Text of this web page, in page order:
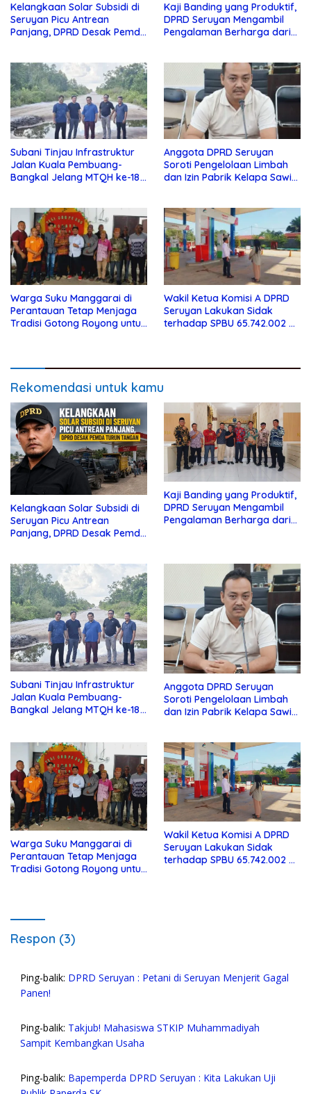
Kelangkaan Solar Subsidi di
Seruyan Picu Antrean
Panjang, DPRD Desak Pemda
Kaji Banding yang Produktif,
DPRD Seruyan Mengambil
Pengalaman Berharga dari
Subani Tinjau Infrastruktur
Jalan Kuala Pembuang-
Bangkal Jelang MTQH ke-18
Anggota DPRD Seruyan
Soroti Pengelolaan Limbah
dan Izin Pabrik Kelapa Sawit
Warga Suku Manggarai di
Perantauan Tetap Menjaga
Tradisi Gotong Royong untuk
Wakil Ketua Komisi A DPRD
Seruyan Lakukan Sidak
terhadap SPBU 65.742.002 di
Rekomendasi untuk kamu
Kelangkaan Solar Subsidi di
Seruyan Picu Antrean
Panjang, DPRD Desak Pemda
Kaji Banding yang Produktif,
DPRD Seruyan Mengambil
Pengalaman Berharga dari
Subani Tinjau Infrastruktur
Jalan Kuala Pembuang-
Bangkal Jelang MTQH ke-18
Anggota DPRD Seruyan
Soroti Pengelolaan Limbah
dan Izin Pabrik Kelapa Sawit
Warga Suku Manggarai di
Perantauan Tetap Menjaga
Tradisi Gotong Royong untuk
Wakil Ketua Komisi A DPRD
Seruyan Lakukan Sidak
terhadap SPBU 65.742.002 di
Respon (3)
Ping-balik: DPRD Seruyan : Petani di Seruyan Menjerit Gagal
Panen!
Ping-balik: Takjub! Mahasiswa STKIP Muhammadiyah
Sampit Kembangkan Usaha
Ping-balik: Bapemperda DPRD Seruyan : Kita Lakukan Uji